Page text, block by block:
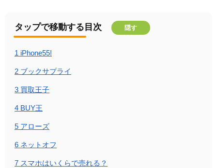
タップで移動する目次 隠す
1 iPhone55!
2 ブックサプライ
3 買取王子
4 BUY王
5 アローズ
6 ネットオフ
7 スマホはいくらで売れる？